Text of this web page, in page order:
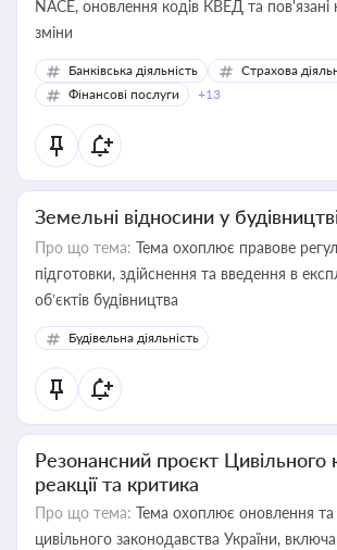
NACE, оновлення кодів КВЕД та пов'язані
зміни
Банківська діяльність
Страхова
Фінансові послуги
+13
Земельні відносини у
Про що тема: Тема охоплює правове
підготовки, здійснення та введення в
об’єктів будівництва
Будівельна діяльність
Резонансний проєкт Цивільного
реакції та критика
Про що тема: Тема охоплює оновлення
цивільного законодавства України,